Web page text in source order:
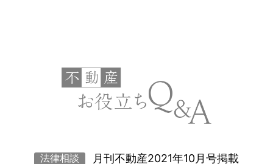
法律相談 月刊不動産2021年10月号掲載